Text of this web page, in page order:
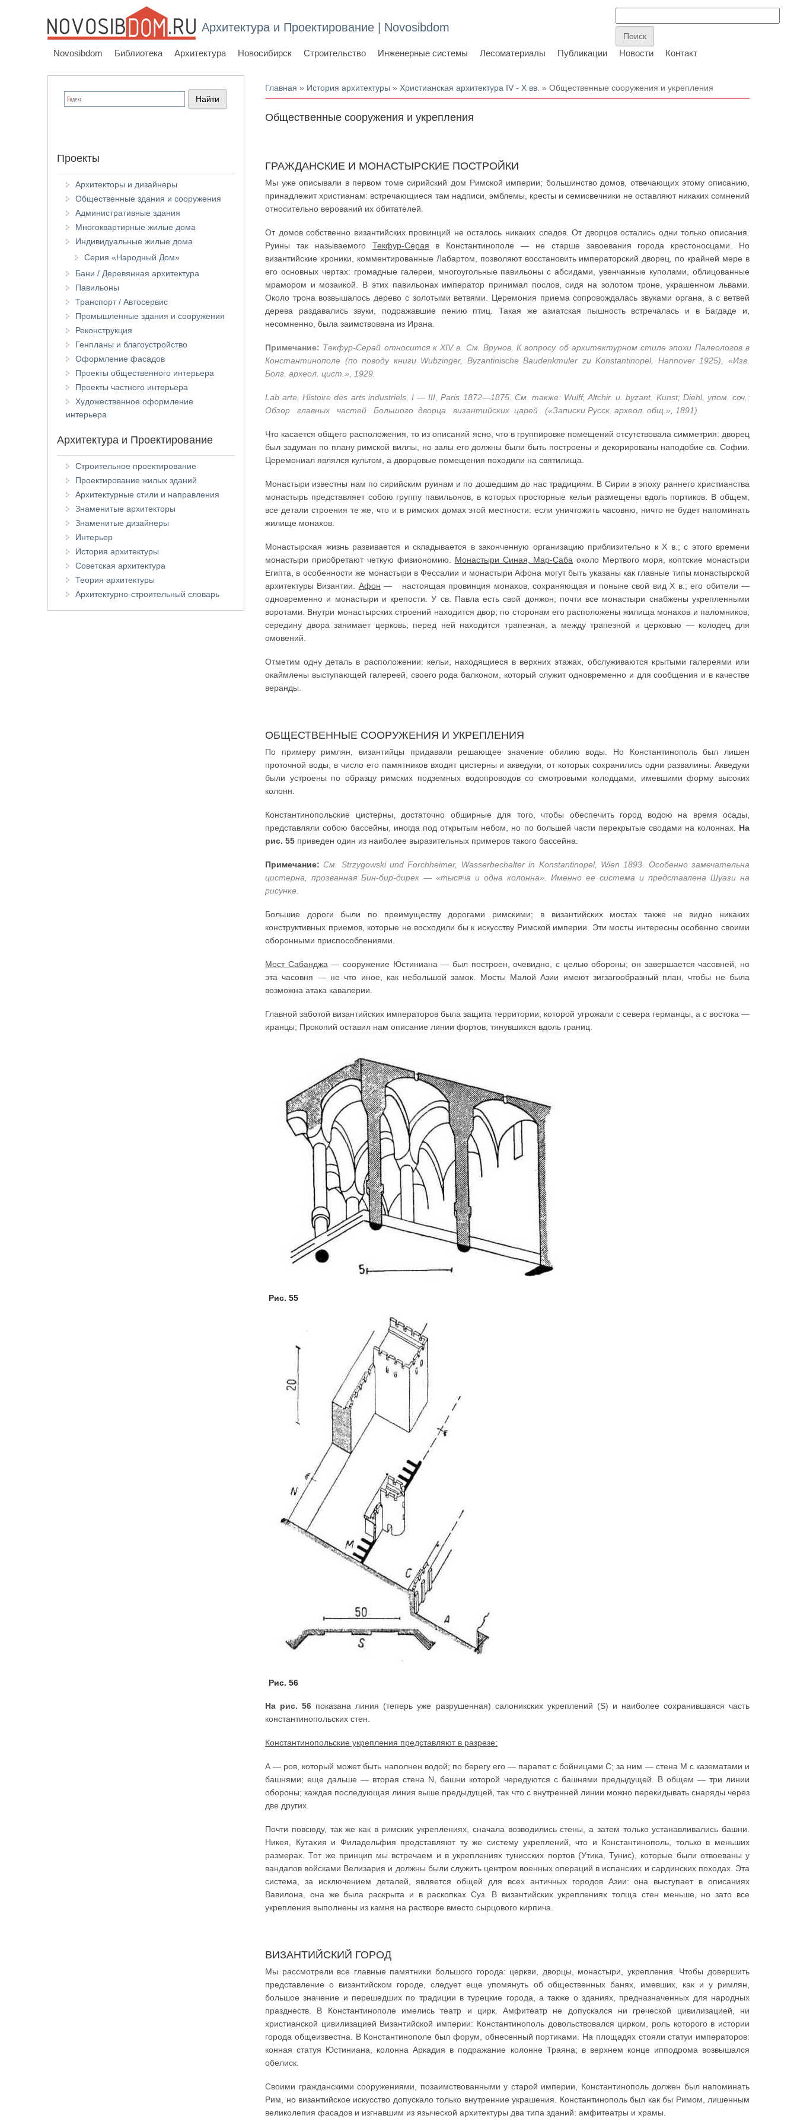
Архитектура и Проектирование | Novosibdom
Novosibdom Библиотека Архитектура Новосибирск Строительство Инженерные системы Лесоматериалы Публикации Новости Контакт
Вы здесь
Главная » История архитектуры » Христианская архитектура IV - X вв. » Общественные сооружения и укрепления
Общественные сооружения и укрепления
ГРАЖДАНСКИЕ И МОНАСТЫРСКИЕ ПОСТРОЙКИ
Мы уже описывали в первом томе сирийский дом Римской империи; большинство домов, отвечающих этому описанию,
принадлежит христианам: встречающиеся там надписи, эмблемы, кресты и семисвечники не оставляют никаких сомнений
относительно верований их обитателей.
От домов собственно византийских провинций не осталось никаких следов. От дворцов остались одни только описания.
Руины так называемого Текфур-Серая в Константинополе — не старше завоевания города крестоносцами. Но
византийские хроники, комментированные Лабартом, позволяют восстановить императорский дворец, по крайней мере в
его основных чертах: громадные галереи, многоугольные павильоны с абсидами, увенчанные куполами, облицованные
мрамором и мозаикой. В этих павильонах император принимал послов, сидя на золотом троне, украшенном львами.
Около трона возвышалось дерево с золотыми ветвями. Церемония приема сопровождалась звуками органа, а с ветвей
дерева раздавались звуки, подражавшие пению птиц. Такая же азиатская пышность встречалась и в Багдаде и,
несомненно, была заимствована из Ирана.
Примечание: Текфур-Серай относится к XIV в. См. Врунов, К вопросу об архитектурном стиле эпохи Палеологов в
Константинополе (по поводу книги Wubzinger, Byzantinische Baudenkmuler zu Konstantinopel, Hannover 1925), «Изв.
Болг. археол. цист.», 1929.
Lab arte, Histoire des arts industriels, I — III, Paris 1872—1875. См. также: Wulff, Altchir. u. byzant. Kunst; Diehl, упом. соч.;
Обзор главных частей Большого дворца византийских царей («Записки Русск. археол. общ.», 1891).
Что касается общего расположения, то из описаний ясно, что в группировке помещений отсутствовала симметрия: дворец
был задуман по плану римской виллы, но залы его должны были быть построены и декорированы наподобие св. Софии.
Церемониал являлся культом, а дворцовые помещения походили на святилища.
Монастыри известны нам по сирийским руинам и по дошедшим до нас традициям. В Сирии в эпоху раннего христианства
монастырь представляет собою группу павильонов, в которых просторные кельи размещены вдоль портиков. В общем,
все детали строения те же, что и в римских домах этой местности: если уничтожить часовню, ничто не будет напоминать
жилище монахов.
Монастырская жизнь развивается и складывается в законченную организацию приблизительно к X в.; с этого времени
монастыри приобретают четкую физиономию. Монастыри Синая, Map-Саба около Мертвого моря, коптские монастыри
Египта, в особенности же монастыри в Фессалии и монастыри Афона могут быть указаны как главные типы монастырской
архитектуры Византии. Афон — настоящая провинция монахов, сохраняющая и поныне свой вид X в.; его обители —
одновременно и монастыри и крепости. У св. Павла есть свой донжон; почти все монастыри снабжены укрепленными
воротами. Внутри монастырских строений находится двор; по сторонам его расположены жилища монахов и паломников;
середину двора занимает церковь; перед ней находится трапезная, а между трапезной и церковью — колодец для
омовений.
Отметим одну деталь в расположении: кельи, находящиеся в верхних этажах, обслуживаются крытыми галереями или
окаймлены выступающей галереей, своего рода балконом, который служит одновременно и для сообщения и в качестве
веранды.
ОБЩЕСТВЕННЫЕ СООРУЖЕНИЯ И УКРЕПЛЕНИЯ
По примеру римлян, византийцы придавали решающее значение обилию воды. Но Константинополь был лишен
проточной воды; в число его памятников входят цистерны и акведуки, от которых сохранились одни развалины. Акведуки
были устроены по образцу римских подземных водопроводов со смотровыми колодцами, имевшими форму высоких
колонн.
Константинопольские цистерны, достаточно обширные для того, чтобы обеспечить город водою на время осады,
представляли собою бассейны, иногда под открытым небом, но по большей части перекрытые сводами на колоннах. На
рис. 55 приведен один из наиболее выразительных примеров такого бассейна.
Примечание: См. Strzygowski und Forchheimer, Wasserbechalter in Konstantinopel, Wien 1893. Особенно замечательна
цистерна, прозванная Бин-бир-дирек — «тысяча и одна колонна». Именно ее система и представлена Шуази на
рисунке.
Большие дороги были по преимуществу дорогами римскими; в византийских мостах также не видно никаких
конструктивных приемов, которые не восходили бы к искусству Римской империи. Эти мосты интересны особенно своими
оборонными приспособлениями.
Мост Сабанджа — сооружение Юстиниана — был построен, очевидно, с целью обороны; он завершается часовней, но
эта часовня — не что иное, как небольшой замок. Мосты Малой Азии имеют зигзагообразный план, чтобы не была
возможна атака кавалерии.
Главной заботой византийских императоров была защита территории, которой угрожали с севера германцы, а с востока —
иранцы; Прокопий оставил нам описание линии фортов, тянувшихся вдоль границ.
Рис. 55
Рис. 56
На рис. 56 показана линия (теперь уже разрушенная) салоникских укреплений (S) и наиболее сохранившаяся часть
константинопольских стен.
Константинопольские укрепления представляют в разрезе:
А — ров, который может быть наполнен водой; по берегу его — парапет с бойницами С; за ним — стена М с казематами и
башнями; еще дальше — вторая стена N, башни которой чередуются с башнями предыдущей. В общем — три линии
обороны; каждая последующая линия выше предыдущей, так что с внутренней линии можно перекидывать снаряды через
две других.
Почти повсюду, так же как в римских укреплениях, сначала возводились стены, а затем только устанавливались башни.
Никея, Кутахия и Филадельфия представляют ту же систему укреплений, что и Константинополь, только в меньших
размерах. Тот же принцип мы встречаем и в укреплениях тунисских портов (Утика, Тунис), которые были отвоеваны у
вандалов войсками Велизария и должны были служить центром военных операций в испанских и сардинских походах. Эта
система, за исключением деталей, является общей для всех античных городов Азии: она выступает в описаниях
Вавилона, она же была раскрыта и в раскопках Суз. В византийских укреплениях толща стен меньше, но зато все
укрепления выполнены из камня на растворе вместо сырцового кирпича.
ВИЗАНТИЙСКИЙ ГОРОД
Мы рассмотрели все главные памятники большого города: церкви, дворцы, монастыри, укрепления. Чтобы довершить
представление о византийском городе, следует еще упомянуть об общественных банях, имевших, как и у римлян,
большое значение и перешедших по традиции в турецкие города, а также о зданиях, предназначенных для народных
празднеств. В Константинополе имелись театр и цирк. Амфитеатр не допускался ни греческой цивилизацией, ни
христианской цивилизацией Византийской империи: Константинополь довольствовался цирком, роль которого в истории
города общеизвестна. В Константинополе был форум, обнесенный портиками. На площадях стояли статуи императоров:
конная статуя Юстиниана, колонна Аркадия в подражание колонне Траяна; в верхнем конце ипподрома возвышался
обелиск.
Своими гражданскими сооружениями, позаимствованными у старой империи, Константинополь должен был напоминать
Рим, но византийское искусство допускало только внутренние украшения. Константинополь был как бы Римом, лишенным
великолепия фасадов и изгнавшим из языческой архитектуры два типа зданий: амфитеатры и храмы.
Проекты
Архитекторы и дизайнеры
Общественные здания и сооружения
Административные здания
Многоквартирные жилые дома
Индивидуальные жилые дома
Серия «Народный Дом»
Бани / Деревянная архитектура
Павильоны
Транспорт / Автосервис
Промышленные здания и сооружения
Реконструкция
Генпланы и благоустройство
Оформление фасадов
Проекты общественного интерьера
Проекты частного интерьера
Художественное оформление
интерьера
Архитектура и Проектирование
Строительное проектирование
Проектирование жилых зданий
Архитектурные стили и направления
Знаменитые архитекторы
Знаменитые дизайнеры
Интерьер
История архитектуры
Советская архитектура
Теория архитектуры
Архитектурно-строительный словарь